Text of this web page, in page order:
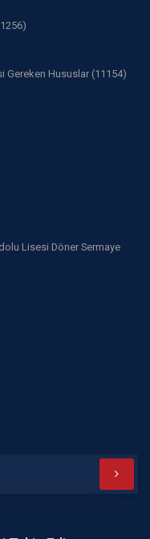
Gereken Hususlar (11154)
Lisesi Döner Sermaye